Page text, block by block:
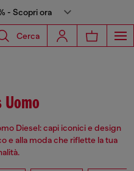
- Scopri ora
Cerca
Uomo
Diesel: capi iconici e design
e alla moda che riflette la tua